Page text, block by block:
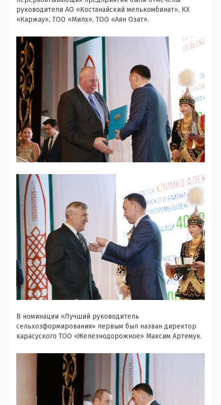
руководители АО «Костанайский мелькомбинат», КХ
«Каржау», ТОО «Милх», ТОО «Аян Озат».
В номинации «Лучший руководитель
сельхозформирования» первым был назван директор
карасуского ТОО «Железнодорожное» Максим Артемук.